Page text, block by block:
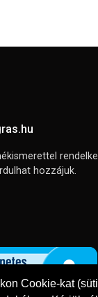
Cookie-kat
hozzájuk.